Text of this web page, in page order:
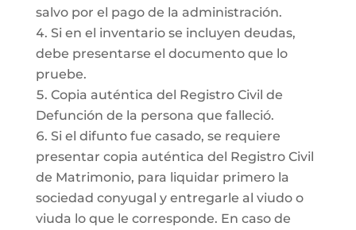
salvo por el pago de la administración.
Si en el inventario se incluyen deudas,
debe presentarse el documento que lo
pruebe.
Copia auténtica del Registro Civil de
Defunción de la persona que falleció.
Si el difunto fue casado, se requiere
presentar copia auténtica del Registro Civil
de Matrimonio, para liquidar primero la
sociedad conyugal y entregarle al viudo o
viuda lo que le corresponde. En caso de